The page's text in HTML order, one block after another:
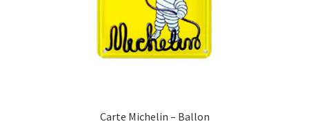
Carte Michelin – Ballon